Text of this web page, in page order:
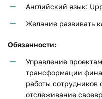
Английский язык:
Желание развивать
Обязанности:
Управление
трансформации
работы
отслеживание